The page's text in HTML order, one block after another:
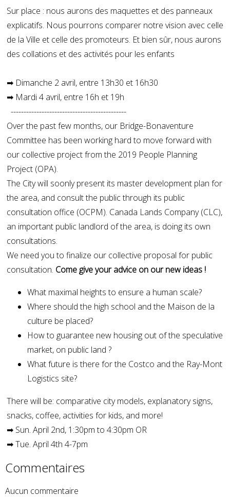
Sur place : nous aurons des maquettes et des panneaux
explicatifs. Nous pourrons comparer notre vision avec celle
de la Ville et celle des promoteurs. Et bien sûr, nous aurons
des collations et des activités pour les enfants
➡ Dimanche 2 avril, entre 13h30 et 16h30
➡ Mardi 4 avril, entre 16h et 19h
---------------------------------------------
Over the past few months, our Bridge-Bonaventure
Committee has been working hard to move forward with
our collective project from the 2019 People Planning
Project (OPA).
The City will soonly present its master development plan for
the area, and consult the public through its public
consultation office (OCPM). Canada Lands Company (CLC),
an important public landlord of the area, is doing its own
consultations.
We need you to finalize our collective proposal for public
consultation. Come give your advice on our new ideas !
What maximal heights to ensure a human scale?
Where should the high school and the Maison de la
culture be placed?
How to guarantee new housing out of the speculative
market, on public land ?
What future is there for the Costco and the Ray-Mont
Logistics site?
There will be: comparative city models, explanatory signs,
snacks, coffee, activities for kids, and more!
➡ Sun. April 2nd, 1:30pm to 4:30pm OR
➡ Tue. April 4th 4-7pm
Commentaires
Aucun commentaire